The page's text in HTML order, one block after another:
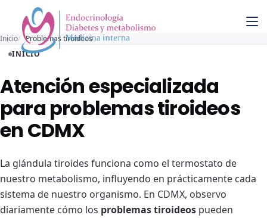
Inicio
Problemas tiroideos
INICIO
Atención especializada
para problemas tiroideos
en CDMX
La glándula tiroides funciona como el termostato de
nuestro metabolismo, influyendo en prácticamente cada
sistema de nuestro organismo. En CDMX, observo
diariamente cómo los problemas tiroideos pueden